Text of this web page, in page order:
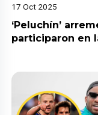
17 Oct 2025
‘Peluchín’
participaron en